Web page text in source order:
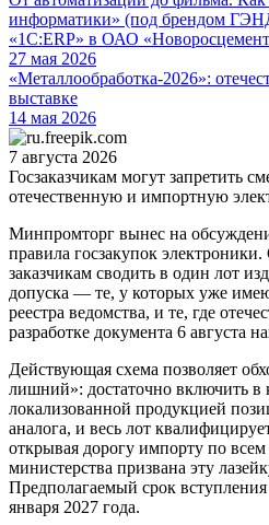
информатики» (под брендом
«1С:ERP» в ОАО
27 мая 2026
«Металлообработка-2026»:
выставке
14 мая 2026
7 августа 2026
Госзаказчикам могут запретить
отечественную и импортную
Минпромторг вынес на
правила госзакупок
заказчикам сводить в один лот
допуска — те, у которых уже
реестра ведомства, и те, где
разработке документа 6 августа
Действующая схема позволяет
лишний»: достаточно включить в
локализованной продукцией
аналога, и весь лот
открывая дорогу импорту по
министерства призвана эту
Предполагаемый срок
января 2027 года.